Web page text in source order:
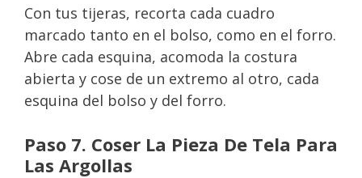
Con tus tijeras, recorta cada cuadro
marcado tanto en el bolso, como en el forro.
Abre cada esquina, acomoda la costura
abierta y cose de un extremo al otro, cada
esquina del bolso y del forro.
Paso 7. Coser La Pieza De Tela Para
Las Argollas